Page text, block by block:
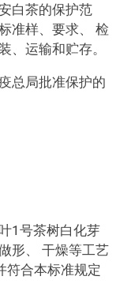
白茶的保护范
准样、要求、 检
、运输和贮存。
总局批准保护的
1号茶树白化芽
形、 干燥等工艺
符合本标准规定